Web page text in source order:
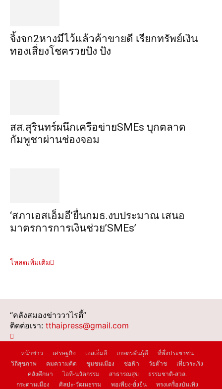
จิ้งจก​2​หาง​มีไว้แล้ว​ค้าขาย​ดี​ เรียก​ทรัพย์เงิน
ทอง​เสี่ยงโชค​รวยปัง​ ปัง​
สส.สุรินทร์ผนึกเครือข่ายSMEs บุกตลาด
กัมพูชาผ่านช่องจอม
‘สภาเอสเอ็มอี’ยื่นกมธ.งบประมาณ เสนอ
มาตรการการเงินช่วย’SMEs’
โหลดเพิ่มเติม
“คลังสมองข่าววาไรตี้”
ติดต่อเรา: tthaipress@gmail.com
หน้าข่าว เศรษฐกิจ เอสเอ็มอี เกษตรพันธุ์ดี
ที่พึ่งประชาชน
วิถีสุขภาพ
คมความคิด ชุมชนเมือง ช่อฟ้า วัยต๊าช
เที่ยวระเริง
คลังศึกษา
ไอที-นวัตกรรม สาธารณสุข
ธรรมชาติ-สวล.
กระดานเมือง
ศิลปะ-วัฒนธรรม พอเพียง-ยั่งยืน ทรงเครื่องบันเทิง